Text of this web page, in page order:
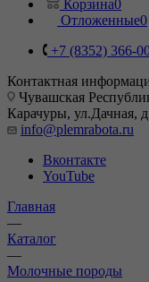
Корзина0
Отложенные0
+7 (8352) 366-
Контактная
Чувашская
Карачуры, ул.Дачная,
info@plemrabota.ru
Вконтакте
YouTube
Главная
—
Каталог
—
Молочные породы